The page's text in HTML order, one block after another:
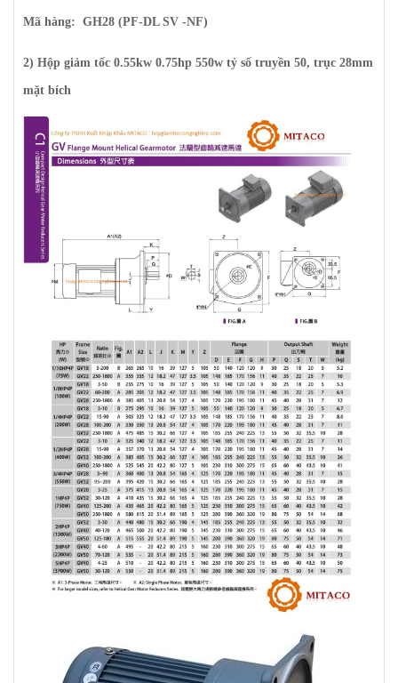
Mã hàng: GH28 (PF-DL SV -NF)
2) Hộp giảm tốc 0.55kw 0.75hp 550w tỷ số truyền 50, trục 28mm
mặt bích